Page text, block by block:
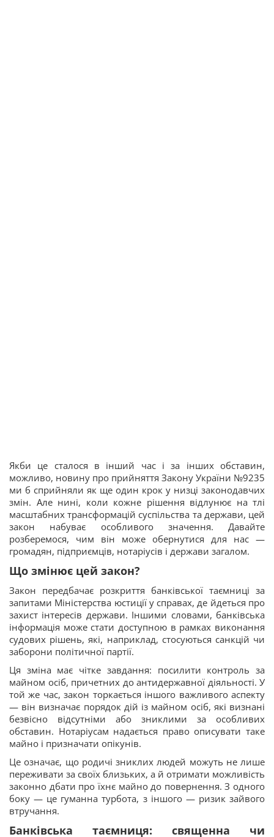
Якби це сталося в інший час і за інших обставин,
можливо, новину про прийняття Закону України №9235
ми б сприйняли як ще один крок у низці законодавчих
змін. Але нині, коли кожне рішення відлунює на тлі
масштабних трансформацій суспільства та держави, цей
закон набуває особливого значення. Давайте
розберемося, чим він може обернутися для нас —
громадян, підприємців, нотаріусів і держави загалом.
Що змінює цей закон?
Закон передбачає розкриття банківської таємниці за
запитами Міністерства юстиції у справах, де йдеться про
захист інтересів держави. Іншими словами, банківська
інформація може стати доступною в рамках виконання
судових рішень, які, наприклад, стосуються санкцій чи
заборони політичної партії.
Ця зміна має чітке завдання: посилити контроль за
майном осіб, причетних до антидержавної діяльності. У
той же час, закон торкається іншого важливого аспекту
— він визначає порядок дій із майном осіб, які визнані
безвісно відсутніми або зниклими за особливих
обставин. Нотаріусам надається право описувати таке
майно і призначати опікунів.
Це означає, що родичі зниклих людей можуть не лише
переживати за своїх близьких, а й отримати можливість
законно дбати про їхнє майно до повернення. З одного
боку — це гуманна турбота, з іншого — ризик зайвого
втручання.
Банківська таємниця: священна чи